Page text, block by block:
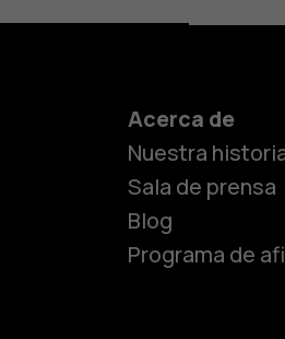
Acerca de
Nuestra
Sala de prensa
Blog
Programa de